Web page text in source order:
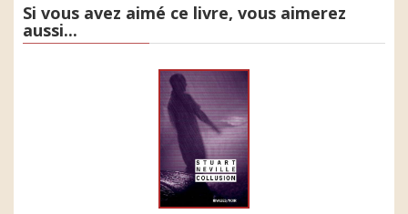
Si vous avez aimé ce livre, vous aimerez
aussi...